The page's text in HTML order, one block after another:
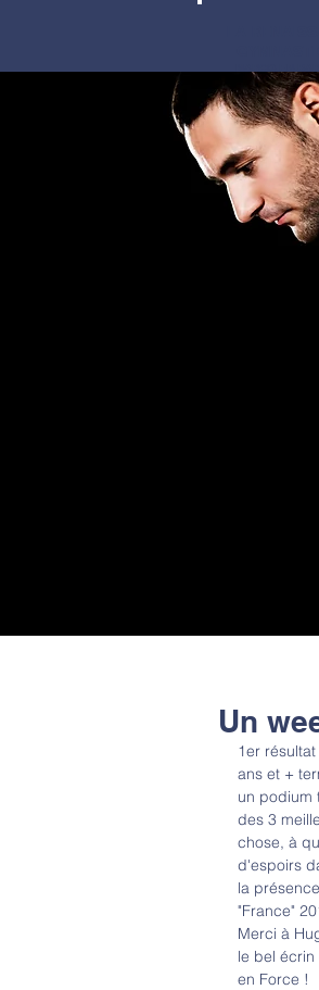
Un
1er
ans et +
un podium
des 3
chose, à
d'espoirs
la
"France"
Merci à
le bel
en Force !